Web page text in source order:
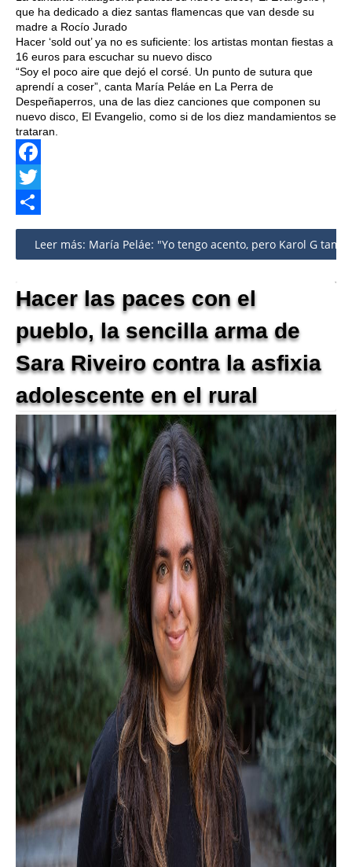
que ha dedicado a diez santas flamencas que van desde su
madre a Rocío Jurado
Hacer ‘sold out’ ya no es suficiente: los artistas montan fiestas a
16 euros para escuchar su nuevo disco
“Soy el poco aire que dejó el corsé. Un punto de sutura que
aprendí a coser”, canta María Peláe en La Perra de
Despeñaperros, una de las diez canciones que componen su
nuevo disco, El Evangelio, como si de los diez mandamientos se
trataran.
Facebook
Twitter
Share
Leer más: María Peláe: "Yo tengo acento, pero Karol G
Hacer las paces con el
pueblo, la sencilla arma de
Sara Riveiro contra la asfixia
adolescente en el rural